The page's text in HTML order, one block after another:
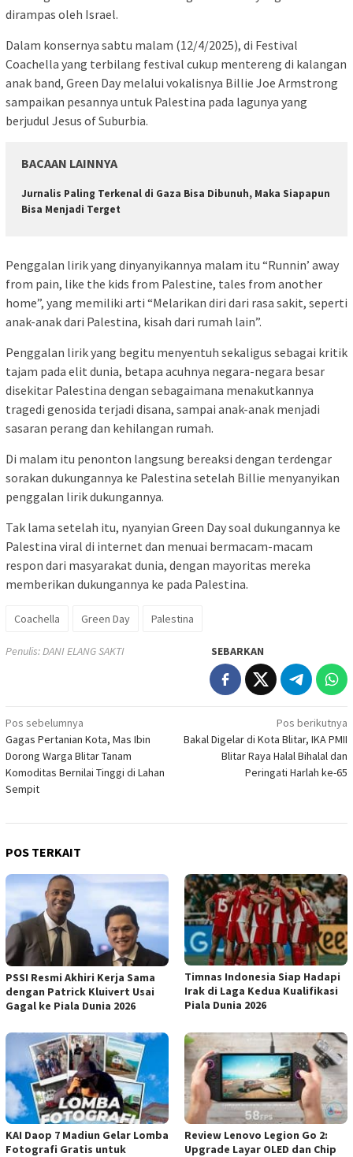
dirampas oleh Israel.
Dalam konsernya sabtu malam (12/4/2025), di Festival
Coachella yang terbilang festival cukup mentereng di kalangan
anak band, Green Day melalui vokalisnya Billie Joe Armstrong
sampaikan pesannya untuk Palestina pada lagunya yang
berjudul Jesus of Suburbia.
BACAAN LAINNYA
Jurnalis Paling Terkenal di Gaza Bisa Dibunuh, Maka Siapapun
Bisa Menjadi Terget
Penggalan lirik yang dinyanyikannya malam itu “Runnin’ away
from pain, like the kids from Palestine, tales from another
home”, yang memiliki arti “Melarikan diri dari rasa sakit, seperti
anak-anak dari Palestina, kisah dari rumah lain”.
Penggalan lirik yang begitu menyentuh sekaligus sebagai kritik
tajam pada elit dunia, betapa acuhnya negara-negara besar
disekitar Palestina dengan sebagaimana menakutkannya
tragedi genosida terjadi disana, sampai anak-anak menjadi
sasaran perang dan kehilangan rumah.
Di malam itu penonton langsung bereaksi dengan terdengar
sorakan dukungannya ke Palestina setelah Billie menyanyikan
penggalan lirik dukungannya.
Tak lama setelah itu, nyanyian Green Day soal dukungannya ke
Palestina viral di internet dan menuai bermacam-macam
respon dari masyarakat dunia, dengan mayoritas mereka
memberikan dukungannya ke pada Palestina.
Coachella Green Day Palestina
Penulis: DANI ELANG SAKTI SEBARKAN
Navigasi
pos
Pos sebelumnya
Gagas Pertanian Kota, Mas Ibin
Dorong Warga Blitar Tanam
Komoditas Bernilai Tinggi di Lahan
Sempit
Pos berikutnya
Bakal Digelar di Kota Blitar, IKA PMII
Blitar Raya Halal Bihalal dan
Peringati Harlah ke-65
POS TERKAIT
PSSI Resmi Akhiri Kerja Sama
dengan Patrick Kluivert Usai
Gagal ke Piala Dunia 2026
Timnas Indonesia Siap Hadapi
Irak di Laga Kedua Kualifikasi
Piala Dunia 2026
KAI Daop 7 Madiun Gelar Lomba
Fotografi Gratis untuk
Review Lenovo Legion Go 2:
Upgrade Layar OLED dan Chip